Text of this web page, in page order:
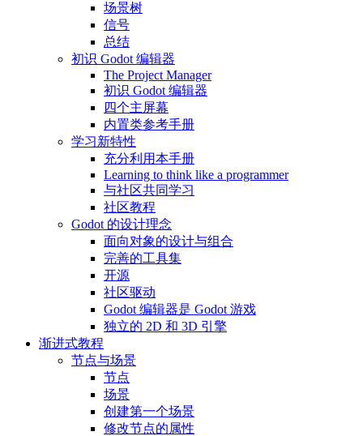
场景树
信号
总结
初识 Godot 编辑器
The Project Manager
初识 Godot 编辑器
四个主屏幕
内置类参考手册
学习新特性
充分利用本手册
Learning to think like a programmer
与社区共同学习
社区教程
Godot 的设计理念
面向对象的设计与组合
完善的工具集
开源
社区驱动
Godot 编辑器是 Godot 游戏
独立的 2D 和 3D 引擎
渐进式教程
节点与场景
节点
场景
创建第一个场景
修改节点的属性